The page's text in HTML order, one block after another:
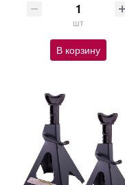
шт
В корзину